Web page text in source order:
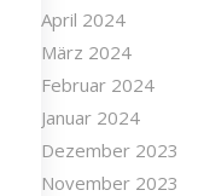
April 2024
März 2024
Februar 2024
Januar 2024
Dezember 2023
November 2023